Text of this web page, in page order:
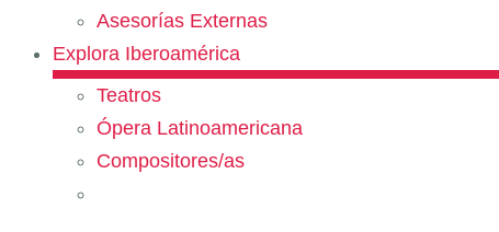
Asesorías Externas
Explora Iberoamérica
Teatros
Ópera Latinoamericana
Compositores/as